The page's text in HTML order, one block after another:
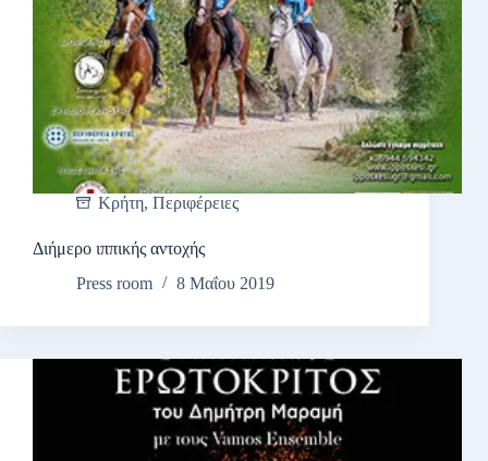
Κρήτη, Περιφέρειες
Διήμερο ιππικής αντοχής
Press room
8 Μαΐου 2019